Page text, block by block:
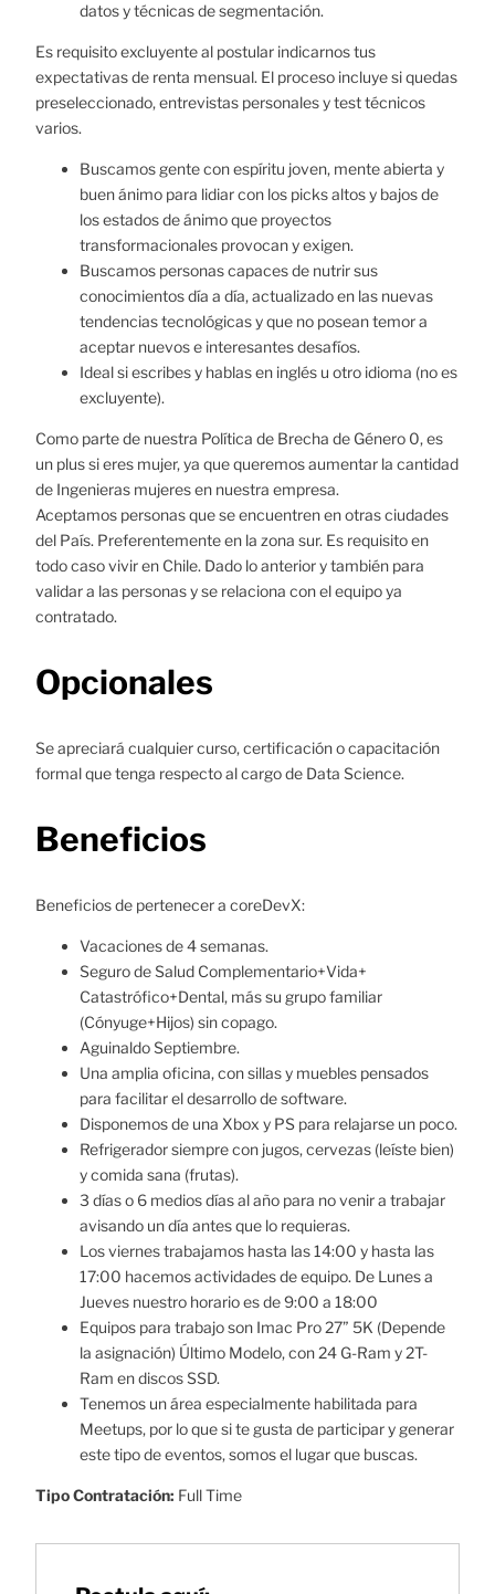
datos y técnicas de segmentación.
Es requisito excluyente al postular indicarnos tus
expectativas de renta mensual. El proceso incluye si quedas
preseleccionado, entrevistas personales y test técnicos
varios.
Buscamos gente con espíritu joven, mente abierta y
buen ánimo para lidiar con los picks altos y bajos de
los estados de ánimo que proyectos
transformacionales provocan y exigen.
Buscamos personas capaces de nutrir sus
conocimientos día a día, actualizado en las nuevas
tendencias tecnológicas y que no posean temor a
aceptar nuevos e interesantes desafíos.
Ideal si escribes y hablas en inglés u otro idioma (no es
excluyente).
Como parte de nuestra Política de Brecha de Género 0, es
un plus si eres mujer, ya que queremos aumentar la cantidad
de Ingenieras mujeres en nuestra empresa.
Aceptamos personas que se encuentren en otras ciudades
del País. Preferentemente en la zona sur. Es requisito en
todo caso vivir en Chile. Dado lo anterior y también para
validar a las personas y se relaciona con el equipo ya
contratado.
Opcionales
Se apreciará cualquier curso, certificación o capacitación
formal que tenga respecto al cargo de Data Science.
Beneficios
Beneficios de pertenecer a coreDevX:
Vacaciones de 4 semanas.
Seguro de Salud Complementario+Vida+
Catastrófico+Dental, más su grupo familiar
(Cónyuge+Hijos) sin copago.
Aguinaldo Septiembre.
Una amplia oficina, con sillas y muebles pensados
para facilitar el desarrollo de software.
Disponemos de una Xbox y PS para relajarse un poco.
Refrigerador siempre con jugos, cervezas (leíste bien)
y comida sana (frutas).
3 días o 6 medios días al año para no venir a trabajar
avisando un día antes que lo requieras.
Los viernes trabajamos hasta las 14:00 y hasta las
17:00 hacemos actividades de equipo. De Lunes a
Jueves nuestro horario es de 9:00 a 18:00
Equipos para trabajo son Imac Pro 27” 5K (Depende
la asignación) Último Modelo, con 24 G-Ram y 2T-
Ram en discos SSD.
Tenemos un área especialmente habilitada para
Meetups, por lo que si te gusta de participar y generar
este tipo de eventos, somos el lugar que buscas.
Tipo Contratación: Full Time